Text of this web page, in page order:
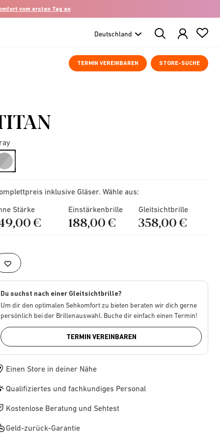
vom ersten Tag an
Search
Products
TERMIN VEREINBAREN STORE-SUCHE
selected
inklusive Gläser. Wähle aus:
Stärke
€
Einstärkenbrille
188,00 €
Gleitsichtbrille
358,00 €
Du suchst nach einer Gleitsichtbrille?
Um dir den optimalen Sehkomfort zu bieten beraten wir dich gerne
persönlich bei der Brillenauswahl. Buche dir einfach einen Termin!
TERMIN VEREINBAREN
Einen Store in deiner Nähe
Qualifiziertes und fachkundiges Personal
Kostenlose Beratung und Sehtest
Geld-zurück-Garantie